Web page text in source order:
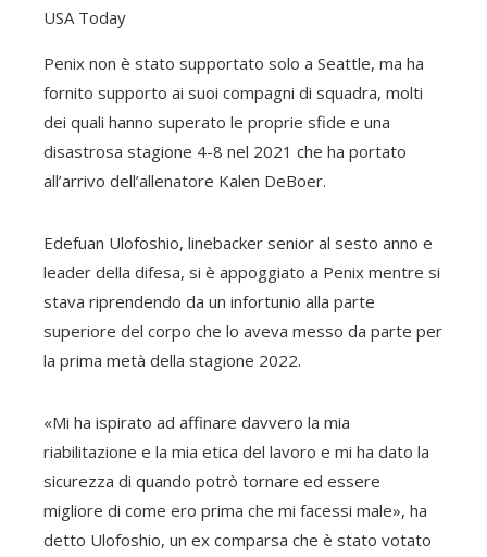
USA Today
Penix non è stato supportato solo a Seattle, ma ha
fornito supporto ai suoi compagni di squadra, molti
dei quali hanno superato le proprie sfide e una
disastrosa stagione 4-8 nel 2021 che ha portato
all’arrivo dell’allenatore Kalen DeBoer.
Edefuan Ulofoshio, linebacker senior al sesto anno e
leader della difesa, si è appoggiato a Penix mentre si
stava riprendendo da un infortunio alla parte
superiore del corpo che lo aveva messo da parte per
la prima metà della stagione 2022.
«Mi ha ispirato ad affinare davvero la mia
riabilitazione e la mia etica del lavoro e mi ha dato la
sicurezza di quando potrò tornare ed essere
migliore di come ero prima che mi facessi male», ha
detto Ulofoshio, un ex comparsa che è stato votato